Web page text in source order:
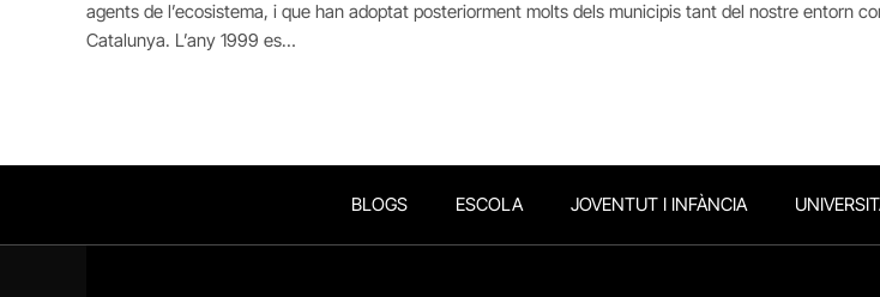
agents de l’ecosistema, i que han adoptat posteriorment molts dels municipis tant del nostre entorn
Catalunya. L’any 1999 es…
BLOGS ESCOLA JOVENTUT I INFÀNCIA